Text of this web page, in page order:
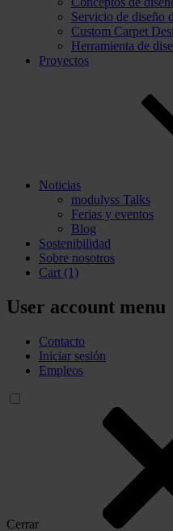
Servicio de diseño
Custom Carpet
Herramienta de
Proyectos
Noticias
modulyss Talks
Ferias y eventos
Blog
Sostenibilidad
Sobre nosotros
Cart (1)
User account menu
Contacto
Iniciar sesión
Empleos
Cerrar